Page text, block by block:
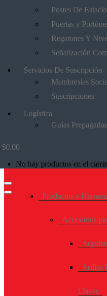
Postes De
Puertas y
Regatones Y
Señalización
Servicios De Suscripción
Membresías
Suscripciones
Logística
Guías
$0.00
No hay productos en el
Productos y
Accesorios
Arillos
Llaves